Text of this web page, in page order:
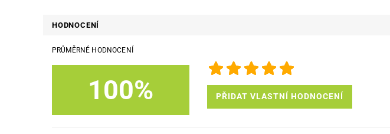
HODNOCENÍ
PRŮMĚRNÉ HODNOCENÍ
100% PŘIDAT VLASTNÍ HODNOCENÍ